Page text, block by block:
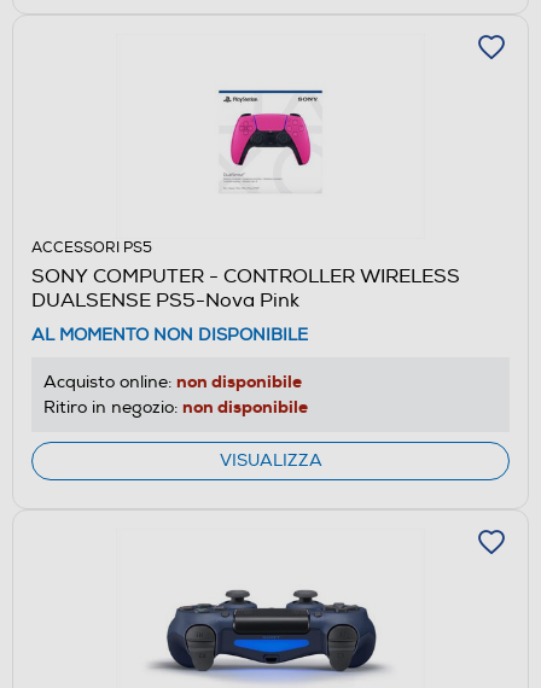
ACCESSORI PS5
SONY COMPUTER - CONTROLLER WIRELESS
DUALSENSE PS5-Nova Pink
AL MOMENTO NON DISPONIBILE
Acquisto online: non disponibile
Ritiro in negozio: non disponibile
VISUALIZZA